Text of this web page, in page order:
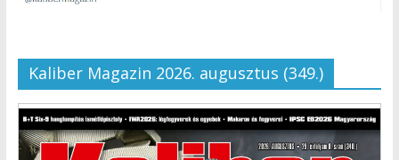
Kaliber Magazin 2026. augusztus (349.)